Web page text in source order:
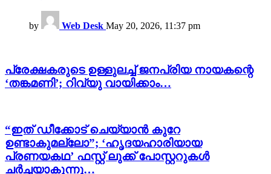
by Web Desk May 20, 2026, 11:37 pm
പ്രേക്ഷകരുടെ ഉള്ളുലച്ച് ജനപ്രിയ നായകന്റെ
‘തങ്കമണി’; റിവ്യു വായിക്കാം…
“ഇത് ഡീക്കോട് ചെയ്യാൻ കുറേ
ഉണ്ടാകുമല്ലോ”; ‘ഹൃദയഹാരിയായ
പ്രണയകഥ’ ഫസ്റ്റ് ലുക്ക് പോസ്റ്ററുകൾ
ചർച്ചയാകുന്നു…